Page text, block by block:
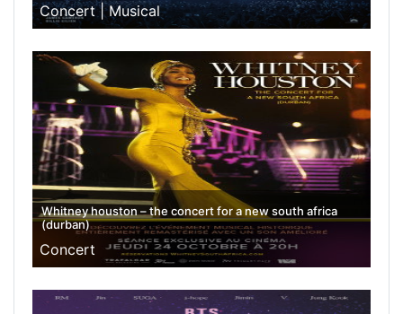
Concert |Musical
Whitney houston – the concert for a new south africa
(durban)
Concert